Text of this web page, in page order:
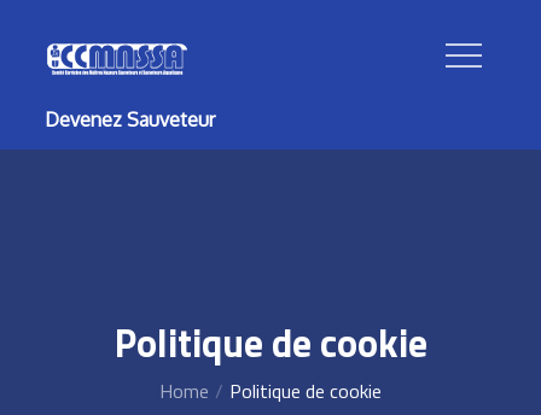
Devenez Sauveteur
Politique de cookie
Home Politique de cookie